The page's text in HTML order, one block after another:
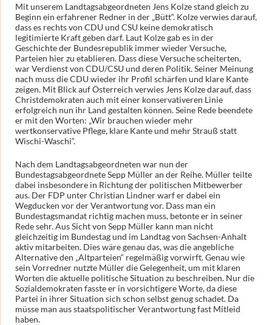
Mit unserem Landtagsabgeordneten Jens Kolze stand gleich zu
Beginn ein erfahrener Redner in der „Bütt“. Kolze verwies darauf,
dass es rechts von CDU und CSU keine demokratisch
legitimierte Kraft geben darf. Laut Kolze gab es in der
Geschichte der Bundesrepublik immer wieder Versuche,
Parteien hier zu etablieren. Dass diese Versuche scheiterten,
war Verdienst von CDU/CSU und deren Politik. Seiner Meinung
nach muss die CDU wieder ihr Profil schärfen und klare Kante
zeigen. Mit Blick auf Österreich verwies Jens Kolze darauf, dass
Christdemokraten auch mit einer konservativeren Linie
erfolgreich nun ihr Land gestalten können. Seine Rede beendete
er mit den Worten: „Wir brauchen wieder mehr
wertkonservative Pflege, klare Kante und mehr Strauß statt
Wischi-Waschi“.
Nach dem Landtagsabgeordneten war nun der
Bundestagsabgeordnete Sepp Müller an der Reihe. Müller teilte
dabei insbesondere in Richtung der politischen Mitbewerber
aus. Der FDP unter Christian Lindner warf er dabei ein
Wegducken vor der Verantwortung vor. Dass man ein
Bundestagsmandat richtig machen muss, betonte er in seiner
Rede sehr. Aus Sicht von Sepp Müller kann man nicht
gleichzeitig im Bundestag und im Landtag von Sachsen-Anhalt
aktiv mitarbeiten. Dies wäre genau das, was die angebliche
Alternative den „Altparteien“ regelmäßig vorwirft. Genau wie
sein Vorredner nutzte Müller die Gelegenheit, um mit klaren
Worten die aktuelle politische Situation zu beschreiben. Nur die
Sozialdemokraten fasste er in vorsichtigere Worte, da diese
Partei in ihrer Situation sich schon selbst genug schadet. Da
müsse man aus staatspolitischer Verantwortung fast Mitleid
haben.